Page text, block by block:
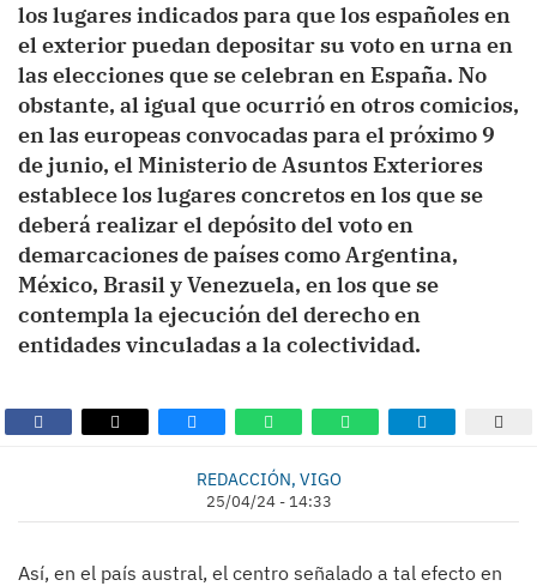
los lugares indicados para que los españoles en
el exterior puedan depositar su voto en urna en
las elecciones que se celebran en España. No
obstante, al igual que ocurrió en otros comicios,
en las europeas convocadas para el próximo 9
de junio, el Ministerio de Asuntos Exteriores
establece los lugares concretos en los que se
deberá realizar el depósito del voto en
demarcaciones de países como Argentina,
México, Brasil y Venezuela, en los que se
contempla la ejecución del derecho en
entidades vinculadas a la colectividad.
REDACCIÓN, VIGO
25/04/24 - 14:33
Así, en el país austral, el centro señalado a tal efecto en